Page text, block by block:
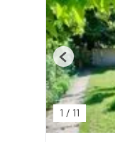
1 / 11
Previous